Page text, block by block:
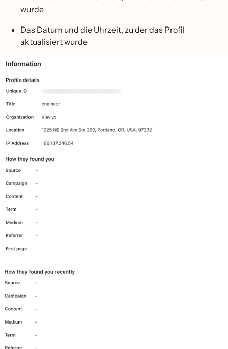
wurde
Das Datum und die Uhrzeit, zu der das Profil
aktualisiert wurde